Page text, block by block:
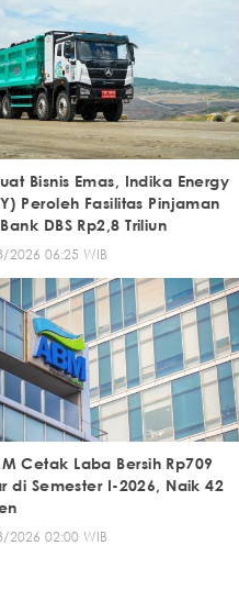
Bisnis Emas, Indika Energy
Peroleh Fasilitas Pinjaman
DBS Rp2,8 Triliun
2026 06:25 WIB
Cetak Laba Bersih Rp709
di Semester I-2026, Naik 42
2026 02:00 WIB